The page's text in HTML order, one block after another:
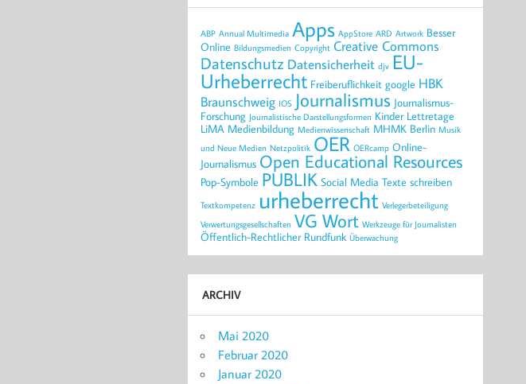
ABP Annual Multimedia Apps AppStore ARD Artwork Besser
Online Bildungsmedien Copyright Creative Commons
Datenschutz Datensicherheit djv EU-
Urheberrecht Freiberuflichkeit google HBK
Braunschweig IOS Journalismus Journalismus-
Forschung Journalistische Darstellungsformen Kinder Lettretage
LiMA Medienbildung Medienwissenschaft MHMK Berlin Musik
und Neue Medien Netzpolitik OER OERcamp Online-
Journalismus Open Educational Resources
Pop-Symbole PUBLIK Social Media Texte schreiben
Textkompetenz urheberrecht Verlegerbeteiligung
Verwertungsgesellschaften VG Wort Werkzeuge für Journalisten
Öffentlich-Rechtlicher Rundfunk Überwachung
ARCHIV
Mai 2020
Februar 2020
Januar 2020